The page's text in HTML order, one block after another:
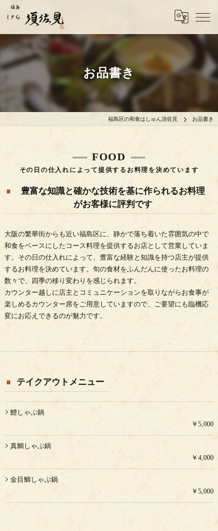
お品書き
福島区の和食はしゅん須佐見 お品書き
その日の仕入れによって提供するお料理を決めています
FOOD
豊富な知識と確かな技術を基に作られるお料理
がお客様に評判です
大阪の繁華街からも近い福島区に、静かで落ち着いた雰囲気の中で
和食をベースにしたコース料理を提供するお店として営業していま
す。その日の仕入れによって、豊富な経験と知識を持つ店主が提供
するお料理を決めています。旬の食材をふんだんに使ったお料理の
数々で、四季の移り変わりを感じられます。
カウンター越しに店主とコミュニケーションを取りながらお食事が
楽しめるカウンター席をご用意していますので、ご要望にも臨機応
変にお応えできるのが魅力です。
テイクアウトメニュー
鱧しゃぶ鍋
￥5,000
真鯛しゃぶ鍋
￥4,000
金目鯛しゃぶ鍋
￥5,000